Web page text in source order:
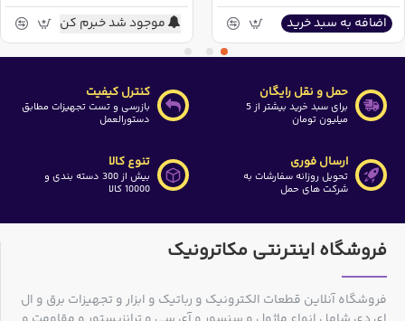
اضافه به سبد خرید موجود شد خبرم کن
حمل و نقل رایگان
برای سبد خرید بیشتر از 5
میلیون تومان
کنترل کیفیت
بازرسی و تست تجهیزات مطابق
دستورالعمل
ارسال فوری
تحویل روزانه سفارشات به
شرکت های حمل
تنوع کالا
بیش از 300 دسته بندی و
10000 کالا
فروشگاه اینترنتی مکاترونیک
فروشگاه آنلاین قطعات الکترونیک و رباتیک و ابزار و تجهیزات برق و ال